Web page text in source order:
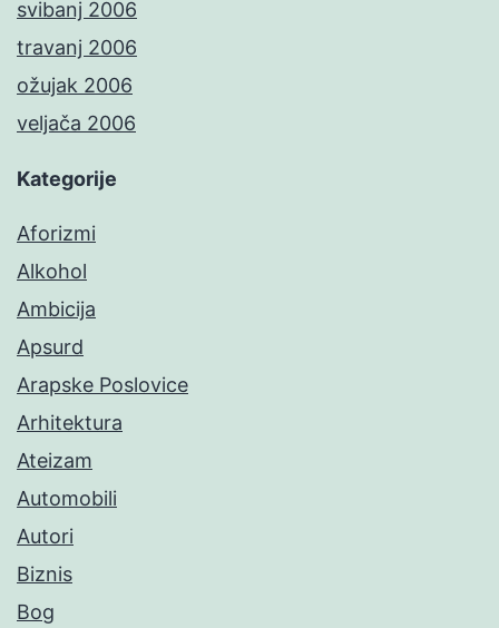
svibanj 2006
travanj 2006
ožujak 2006
veljača 2006
Kategorije
Aforizmi
Alkohol
Ambicija
Apsurd
Arapske Poslovice
Arhitektura
Ateizam
Automobili
Autori
Biznis
Bog